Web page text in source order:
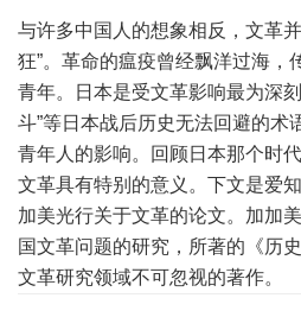
与许多中国人的想象相反，文革
狂”。革命的瘟疫曾经飘洋过海，
青年。日本是受文革影响最为深
斗”等日本战后历史无法回避的术
青年人的影响。回顾日本那个时
文革具有特别的意义。下文是爱
加美光行关于文革的论文。加加
国文革问题的研究，所著的《历
文革研究领域不可忽视的著作。